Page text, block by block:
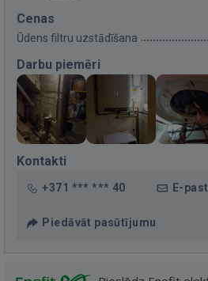
Cenas
Ūdens filtru uzstādīšana
Darbu piemēri
Kontakti
+371 *** *** 40 E-
Piedāvāt pasūtījumu